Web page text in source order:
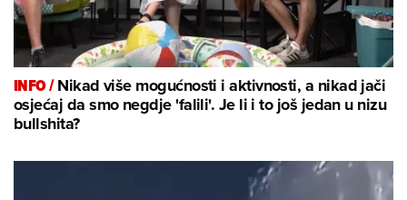
INFO /Nikad više mogućnosti i aktivnosti, a nikad jači
osjećaj da smo negdje 'falili'. Je li i to još jedan u nizu
bullshita?